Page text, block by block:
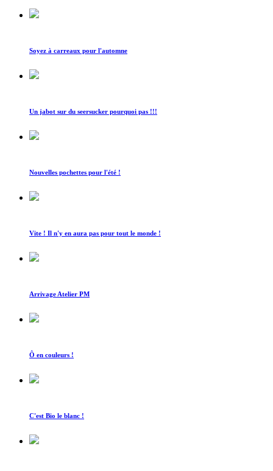
Soyez à carreaux pour l'automne
Un jabot sur du seersucker pourquoi pas !!!
Nouvelles pochettes pour l'été !
Vite ! Il n'y en aura pas pour tout le monde !
Arrivage Atelier PM
Ô en couleurs !
C'est Bio le blanc !